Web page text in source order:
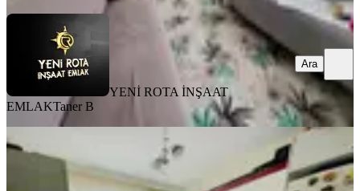
YENİ ROTA İNŞAAT
EMLAKTaner B
Ara
Kuzeyçevreyolu Derdiment Mevki
Satılık Uygun Fiyata 3+1 Daire